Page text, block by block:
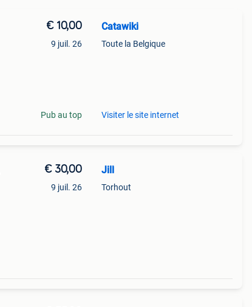
€ 10,00
9 juil. 26
Pub au top
Catawiki
Toute la Belgique
Visiter le site internet
€ 30,00
9 juil. 26
Jill
Torhout